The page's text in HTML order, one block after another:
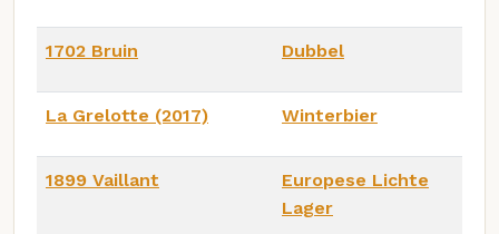
1702 Bruin Dubbel
La Grelotte (2017) Winterbier
1899 Vaillant
Europese Lichte
Lager